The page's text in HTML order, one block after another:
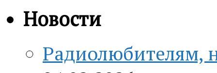
Новости
Радиолюбителям,